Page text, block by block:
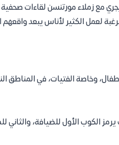
مع زملاء مورتنسن لقاءات صحفية
لعمل الكثير لأناس يبعد
وخاصة الفتيات، في المناطق
الكوب الأول للضيافة، والثاني